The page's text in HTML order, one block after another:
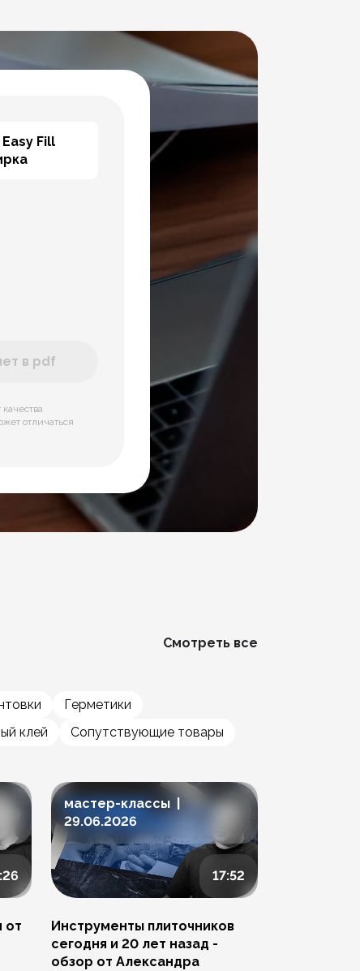
Fill
в pdf
отличаться
Смотреть все
Герметики
клей Сопутствующие товары
от
мастер-классы |
29.06.2026
17:52
Инструменты плиточников
сегодня и 20 лет назад -
обзор от Александра